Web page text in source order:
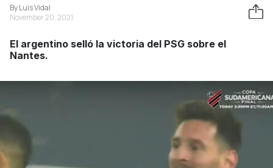
By Luis Vidal
November 20, 2021
El argentino selló la victoria del PSG sobre el
Nantes.